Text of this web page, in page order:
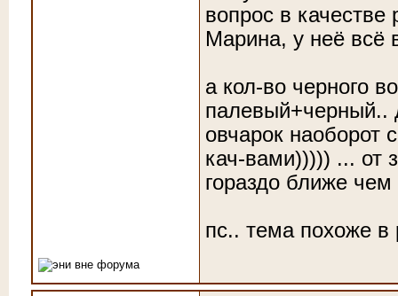
вопрос в качестве
Марина, у неё всё
а кол-во черного
палевый+черный..
овчарок наоборот
кач-вами))))) ... от
гораздо ближе
пс.. тема похоже в